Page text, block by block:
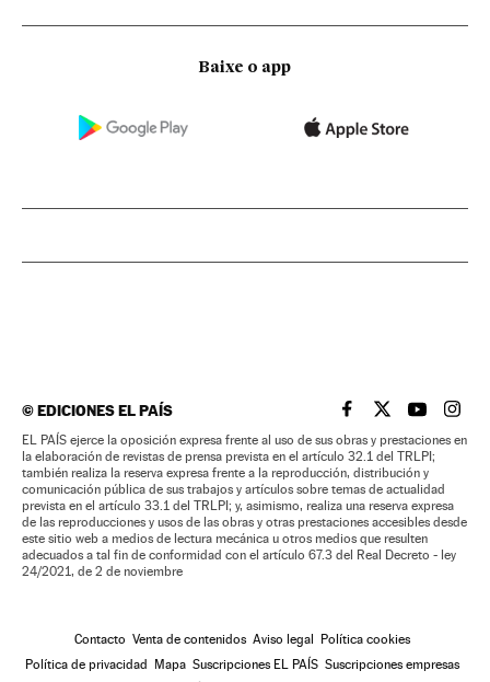
Baixe o app
©EDICIONES EL PAÍS EL PAÍS BRASIL EN
EL PAÍSEL PAÍS
EL
EL PAÍS ejerce la oposición expresa frente al uso de sus obras y prestaciones en
la elaboración de revistas de prensa prevista en el artículo 32.1 del TRLPI;
también realiza la reserva expresa frente a la reproducción, distribución y
comunicación pública de sus trabajos y artículos sobre temas de actualidad
prevista en el artículo 33.1 del TRLPI; y, asimismo, realiza una reserva expresa
de las reproducciones y usos de las obras y otras prestaciones accesibles desde
este sitio web a medios de lectura mecánica u otros medios que resulten
adecuados a tal fin de conformidad con el artículo 67.3 del Real Decreto - ley
24/2021, de 2 de noviembre
Contacto Venta de contenidos Aviso legal
Política cookies
Política de privacidad
Mapa Suscripciones EL PAÍS Suscripciones empresas